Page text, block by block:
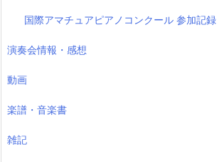
国際アマチュアピアノコンクール 参加記録
演奏会情報・感想
動画
楽譜・音楽書
雑記